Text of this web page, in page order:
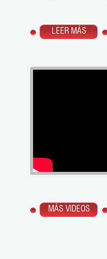
LEER MÁS
MÁS VIDEOS